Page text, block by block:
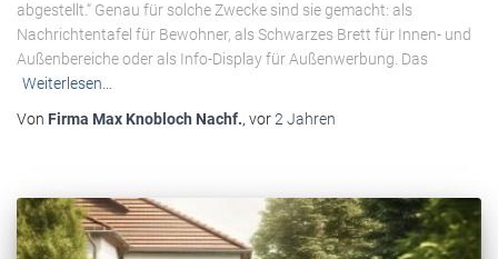
abgestellt.“ Genau für solche Zwecke sind sie gemacht: als
Nachrichtentafel für Bewohner, als Schwarzes Brett für Innen- und
Außenbereiche oder als Info-Display für Außenwerbung. Das
Weiterlesen…
Von Firma Max Knobloch Nachf., vor2 Jahren